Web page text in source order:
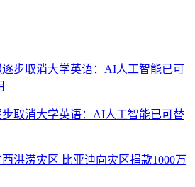
取消大学英语：AI人工智能已可替